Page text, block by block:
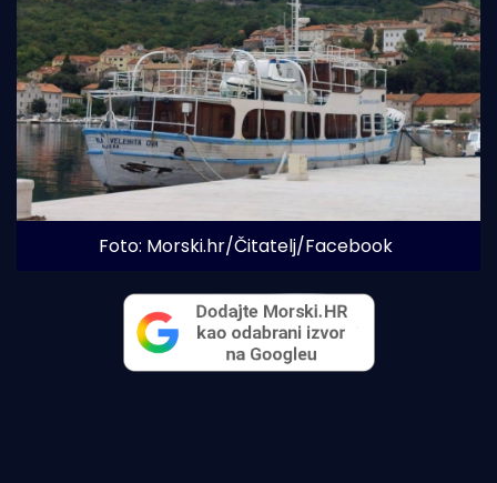
Foto: Morski.hr/Čitatelj/Facebook